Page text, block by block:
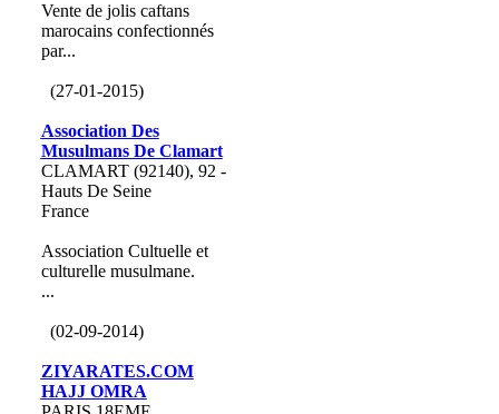
Vente de jolis caftans
marocains confectionnés
par...
(27-01-2015)
Association Des
Musulmans De Clamart
CLAMART (92140), 92 -
Hauts De Seine
France
Association Cultuelle et
culturelle musulmane.
...
(02-09-2014)
ZIYARATES.COM
HAJJ OMRA